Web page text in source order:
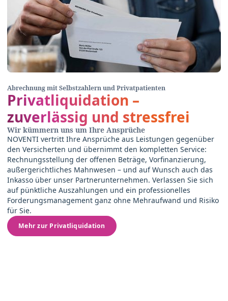
Abrechnung mit Selbstzahlern und Privatpatienten
Privatliquidation –
zuverlässig und stressfrei
Wir kümmern uns um Ihre Ansprüche
NOVENTI vertritt Ihre Ansprüche aus Leistungen gegenüber
den Versicherten und übernimmt den kompletten Service:
Rechnungsstellung der offenen Beträge, Vorfinanzierung,
außergerichtliches Mahnwesen – und auf Wunsch auch das
Inkasso über unser Partnerunternehmen. Verlassen Sie sich
auf pünktliche Auszahlungen und ein professionelles
Forderungsmanagement ganz ohne Mehraufwand und Risiko
für Sie.
Mehr zur Privatliquidation